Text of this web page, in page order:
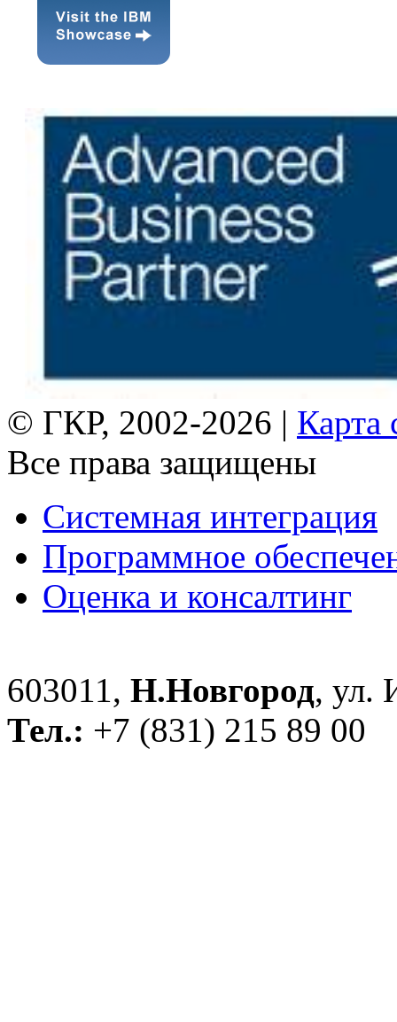
© ГКР, 2002-2026 | Карта
Все права защищены
Системная интеграция
Программное
Оценка и консалтинг
603011, Н.Новгород, ул.
Тел.: +7 (831) 215 89 00